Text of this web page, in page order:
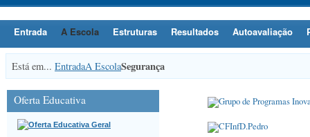
Entrada A Escola Estruturas Resultados Autoavaliação
Está em... EntradaA EscolaSegurança
Oferta Educativa